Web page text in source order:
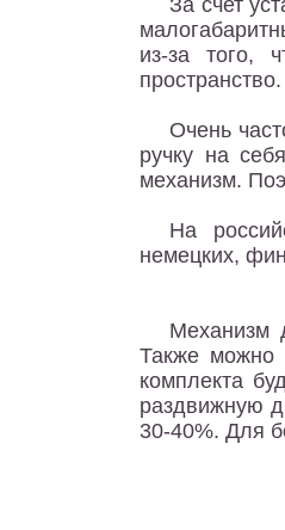
За счет
из-за того,
Очень
ручку на
механизм.
На
немецких,
Механизм
Также можно
комплекта
раздвижную
30-40%. Для